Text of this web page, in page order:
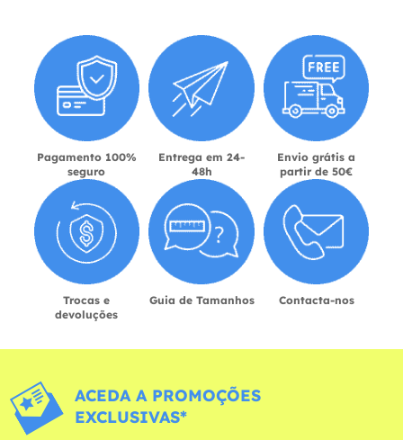
Pagamento 100%
seguro
Entrega em 24-
48h
Envio grátis a
partir de 50€
Trocas e
devoluções
Guia de Tamanhos Contacta-nos
ACEDA A PROMOÇÕES
EXCLUSIVAS*